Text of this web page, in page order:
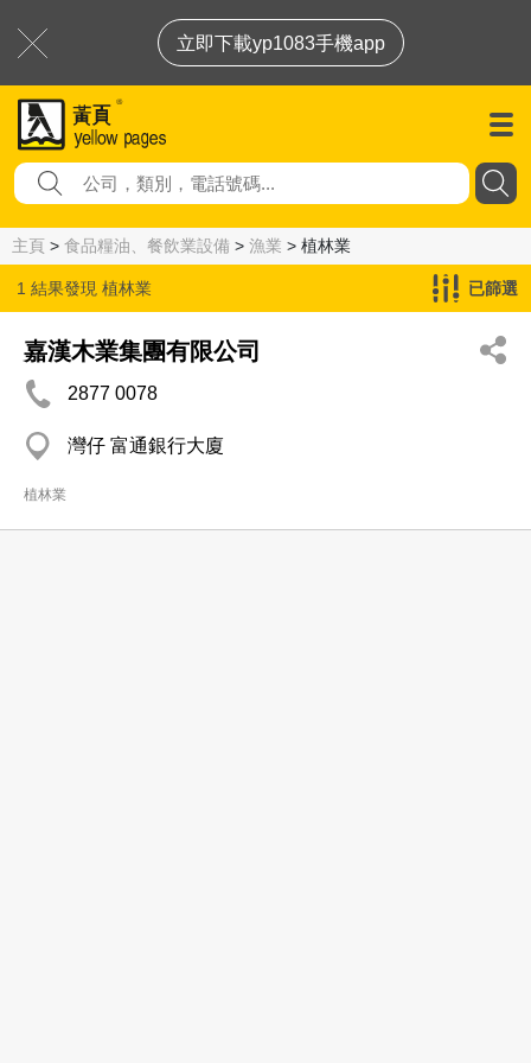
立即下載yp1083手機app
主頁 > 食品糧油、餐飲業設備 > 漁業 > 植林業
1 結果發現 植林業 已篩選
嘉漢木業集團有限公司
2877 0078
灣仔 富通銀行大廈
植林業